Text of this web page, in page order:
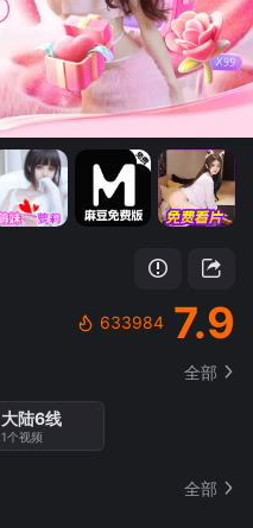
633984 7.9
全部
大陆6线
1个视频
全部